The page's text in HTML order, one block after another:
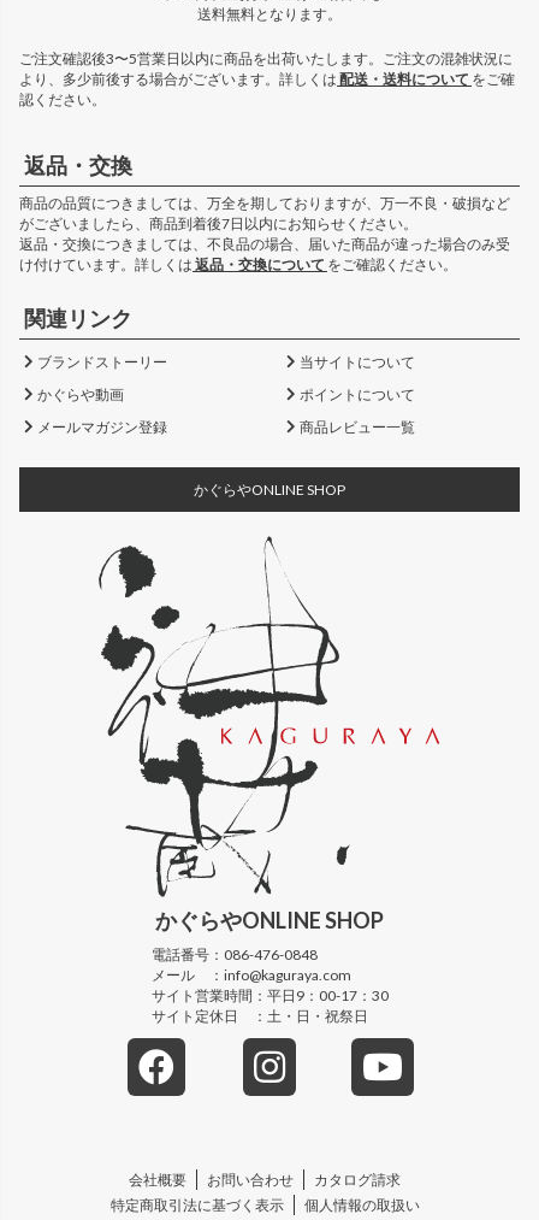
送料無料となります。
ご注文確認後3〜5営業日以内に商品を出荷いたします。ご注文の混雑状況に
より、多少前後する場合がございます。詳しくは 配送・送料について をご確
認ください。
返品・交換
商品の品質につきましては、万全を期しておりますが、万一不良・破損など
がございましたら、商品到着後7日以内にお知らせください。
返品・交換につきましては、不良品の場合、届いた商品が違った場合のみ受
け付けています。詳しくは 返品・交換について をご確認ください。
関連リンク
ブランドストーリー
当サイトについて
かぐらや動画
ポイントについて
メールマガジン登録
商品レビュー一覧
かぐらやONLINE SHOP
かぐらやONLINE SHOP
電話番号： 086-476-0848
メール ： info@kaguraya.com
サイト営業時間： 平日9：00-17：30
サイト定休日 ： 土・日・祝祭日
会社概要 お問い合わせ
カタログ請求
特定商取引法に基づく表示
個人情報の取扱い